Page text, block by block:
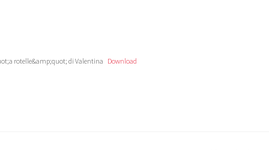
rotelle&amp;quot; di Valentina Download